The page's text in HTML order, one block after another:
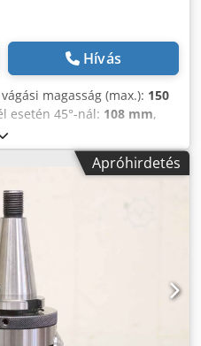
Hívás
magasság (max.): 150
esetén 45°-nál: 108 mm,
gérvágó szalagfűrész
60° + jobbra 45° - Csúszó
csavarhúzógép + gépi
forgóasztal - Hidraulikus
anyagtámasz -
futó
- Állítható görgős
- ajtó az alapban -
- Vágónyomás-szabályozó -
(szétszerelve szállítva)
rendszer: I. A
Apróhirdetés